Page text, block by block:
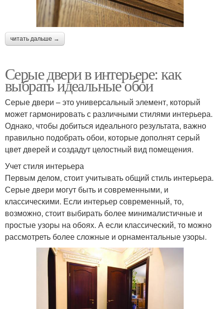
читать дальше →
Серые двери в интерьере: как
выбрать идеальные обои
Серые двери – это универсальный элемент, который
может гармонировать с различными стилями интерьера.
Однако, чтобы добиться идеального результата, важно
правильно подобрать обои, которые дополнят серый
цвет дверей и создадут целостный вид помещения.
Учет стиля интерьера
Первым делом, стоит учитывать общий стиль интерьера.
Серые двери могут быть и современными, и
классическими. Если интерьер современный, то,
возможно, стоит выбирать более минималистичные и
простые узоры на обоях. А если классический, то можно
рассмотреть более сложные и орнаментальные узоры.